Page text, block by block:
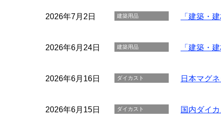
2026年7月2日 建築用品 「建築・
2026年6月24日 建築用品 「建築・
2026年6月16日 ダイカスト 日本マグ
2026年6月15日 ダイカスト 国内ダイ